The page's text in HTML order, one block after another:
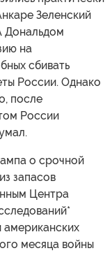
Зеленский
Дональдом
на
сбивать
России. Однако
после
России
о срочной
запасов
Центра
американских
месяца войны